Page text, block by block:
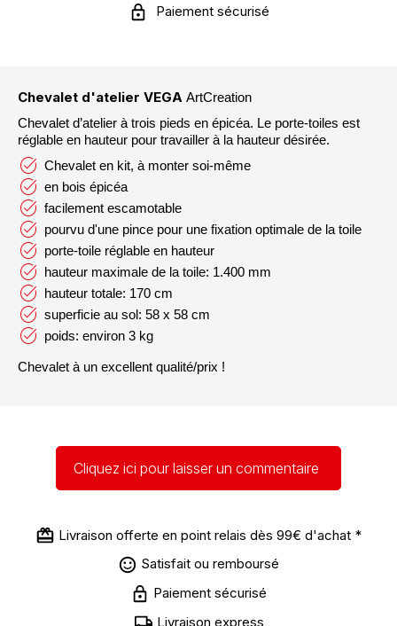
Paiement sécurisé
Chevalet d'atelier VEGA ArtCreation
Chevalet d’atelier à trois pieds en épicéa. Le porte-toiles est
réglable en hauteur pour travailler à la hauteur désirée.
Chevalet en kit, à monter soi-même
en bois épicéa
facilement escamotable
pourvu d'une pince pour une fixation optimale de la toile
porte-toile réglable en hauteur
hauteur maximale de la toile: 1.400 mm
hauteur totale: 170 cm
superficie au sol: 58 x 58 cm
poids: environ 3 kg
Chevalet à un excellent qualité/prix !
Cliquez ici pour laisser un commentaire
Livraison offerte en point relais dès 99€ d'achat *
Satisfait ou remboursé
Paiement sécurisé
Livraison express